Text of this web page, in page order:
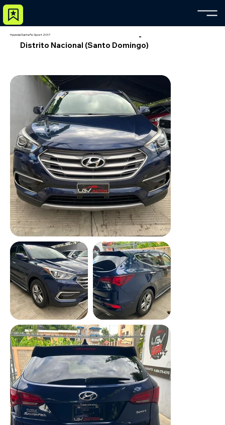
Hyundai Santa Fe Sport 2017
Distrito Nacional (Santo Domingo)
-